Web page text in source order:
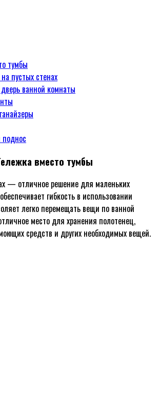
тумбы
пустых стенах
ванной комнаты
вместо тумбы
— отличное решение для маленьких
гибкость в использовании
легко перемещать вещи по ванной
место для хранения полотенец,
средств и других необходимых вещей.